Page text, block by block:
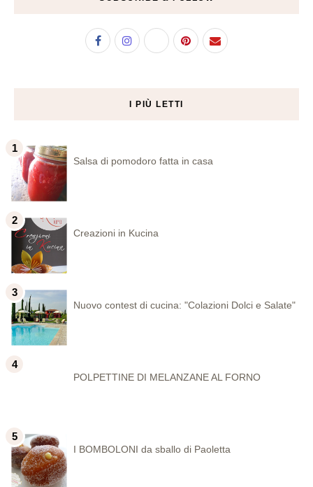
I PIÙ LETTI
Salsa di pomodoro fatta in casa
Creazioni in Kucina
Nuovo contest di cucina: "Colazioni Dolci e Salate"
POLPETTINE DI MELANZANE AL FORNO
I BOMBOLONI da sballo di Paoletta